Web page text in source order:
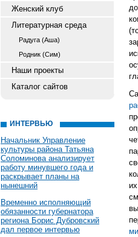
Женский клуб
Литературная среда
Радуга (Аша)
Родник (Сим)
Наши проекты
Каталог сайтов
ИНТЕРВЬЮ
Начальник Управление
культуры района Татьяна
Соломинова анализирует
работу минувшего года и
раскрывает планы на
нынешний
Временно исполняющий
обязанности губернатора
региона Борис Дубровский
дал первое интервью